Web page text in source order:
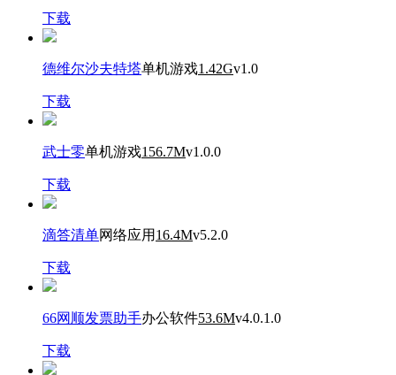
下载
德维尔沙夫特塔单机游戏1.42Gv1.0
下载
武士零单机游戏156.7Mv1.0.0
下载
滴答清单网络应用 16.4Mv5.2.0
下载
66网顺发票助手办公软件53.6Mv4.0.1.0
下载